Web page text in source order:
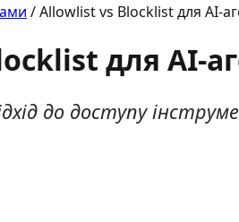
/Allowlist vs Blocklist для AI-
для AI-
до доступу